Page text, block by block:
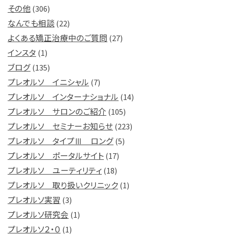
その他(306)
なんでも相談(22)
よくある矯正治療中のご質問 (27)
インスタ (1)
ブログ(135)
プレオルソ イニシャル (7)
プレオルソ インターナショナル (14)
プレオルソ サロンのご紹介 (105)
プレオルソ セミナーお知らせ(223)
プレオルソ タイプⅢ ロング(5)
プレオルソ ポータルサイト(17)
プレオルソ ユーティリティ(18)
プレオルソ 取り扱いクリニック(1)
プレオルソ実習 (3)
プレオルソ研究会 (1)
プレオルソ２・０ (1)